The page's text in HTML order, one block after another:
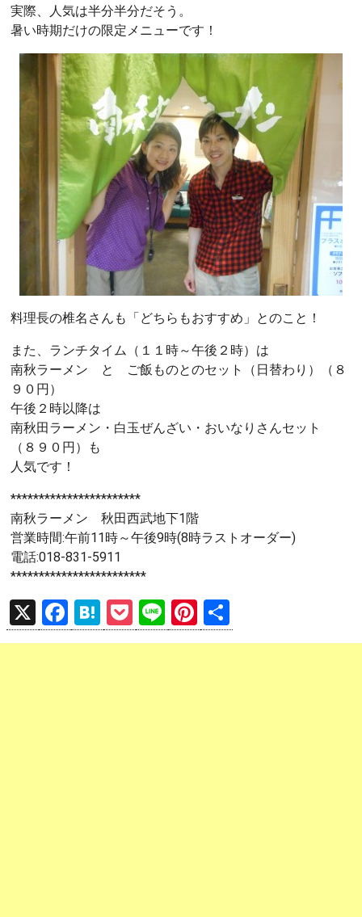
実際、人気は半分半分だそう。
暑い時期だけの限定メニューです！
料理長の椎名さんも「どちらもおすすめ」とのこと！
また、ランチタイム（１１時～午後２時）は
南秋ラーメン と ご飯ものとのセット（日替わり）（８
９０円）
午後２時以降は
南秋田ラーメン・白玉ぜんざい・おいなりさんセット
（８９０円）も
人気です！
***********************
南秋ラーメン 秋田西武地下1階
営業時間:午前11時～午後9時(8時ラストオーダー)
電話:018-831-5911
************************
X
F
a
H
at
P
o
Li
n
Pi
nt 有